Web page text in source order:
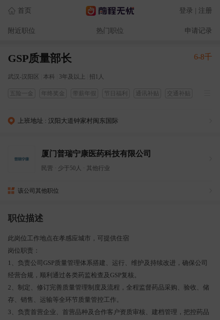
首页 登录 | 注册
附近职位 热门职位 申请记录
GSP质量部长 6-8千
武汉-汉阳区 本科 3年及以上 招1人
五险一金 年终奖金 带薪年假 节日福利 通讯补贴
交通补贴
上班地址 : 汉阳大道钟家村闽东国际
厦门普瑞宁康医药科技有限公司
民营 少于50人 其他行业
该公司其他职位
职位描述
此岗位工作地点在孝感应城市，可提供住宿
岗位职责：
1、负责公司GSP质量管理体系搭建、运行、维护及持续改进，确保公司
经营合规，顺利通过各类药监检查及GSP复核。
2、制定、修订完善质量管理制度及流程，全程监督药品采购、验收、储
存、销售、运输等全环节质量管控工作。
3、负责首营企业、首营品种及合作客户资质审核、建档管理，把控药品